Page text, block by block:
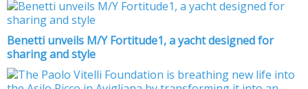
Benetti unveils M/Y Fortitude1, a yacht designed for
sharing and style